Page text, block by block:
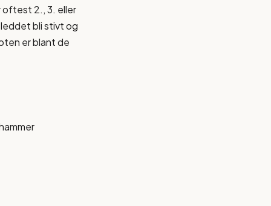
2., 3. eller
bli stivt og
er blant de